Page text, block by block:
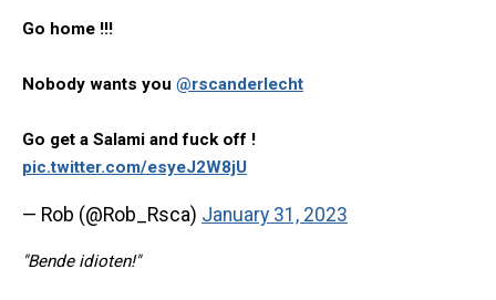
Go home !!!
Nobody wants you @rscanderlecht
Go get a Salami and fuck off !
pic.twitter.com/esyeJ2W8jU
— Rob (@Rob_Rsca) January 31, 2023
"Bende idioten!"